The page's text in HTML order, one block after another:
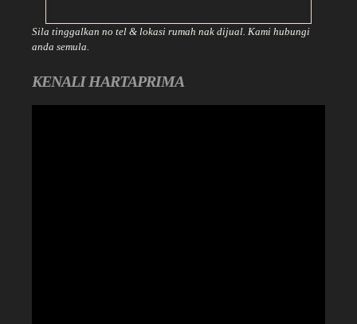
Sila tinggalkan no tel & lokasi rumah nak dijual. Kami hubungi
anda semula.
KENALI HARTAPRIMA